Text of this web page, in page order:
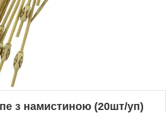
з намистиною (20шт/уп)